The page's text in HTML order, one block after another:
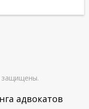
адвокатов